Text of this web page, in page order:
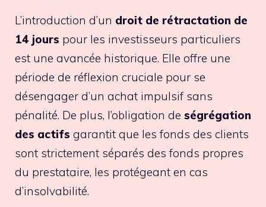
L’introduction d’un droit de rétractation de
14 jours pour les investisseurs particuliers
est une avancée historique. Elle offre une
période de réflexion cruciale pour se
désengager d’un achat impulsif sans
pénalité. De plus, l’obligation de ségrégation
des actifs garantit que les fonds des clients
sont strictement séparés des fonds propres
du prestataire, les protégeant en cas
d’insolvabilité.